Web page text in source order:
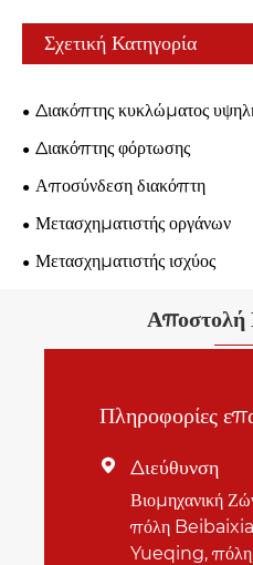
Σχετική Κατηγορία
Διακόπτης κυκλώματος
Διακόπτης φόρτωσης
Αποσύνδεση διακόπτη
Μετασχηματιστής οργάνων
Μετασχηματιστής ισχύος
Αποστολή
Πληροφορίες
 Διεύθυνση
Βιομηχανική
πόλη
Yueqing,